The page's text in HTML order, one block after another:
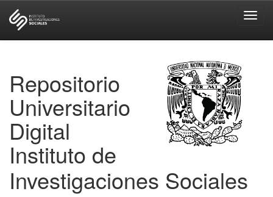
Repositorio
Universitario
Digital
Instituto de
Investigaciones Sociales